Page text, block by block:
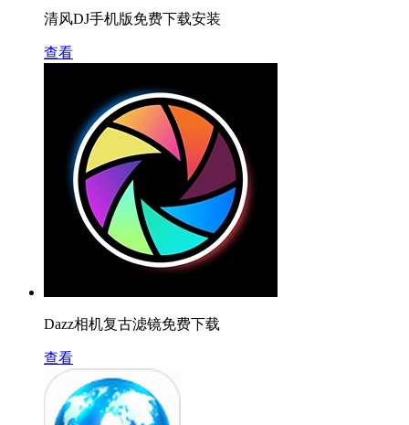
清风DJ手机版免费下载安装
查看
Dazz相机复古滤镜免费下载
查看